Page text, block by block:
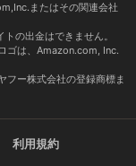
またはその関連会社
の出金はできません。
ゴは、Amazon.com, Inc.
フー株式会社の登録商標ま
利用規約